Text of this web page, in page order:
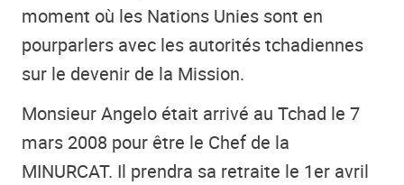
moment où les Nations Unies sont en
pourparlers avec les autorités tchadiennes
sur le devenir de la Mission.
Monsieur Angelo était arrivé au Tchad le 7
mars 2008 pour être le Chef de la
MINURCAT. Il prendra sa retraite le 1er avril